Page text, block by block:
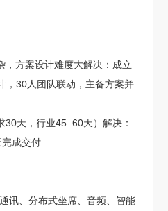
方案设计难度大解决：成立
，30人团队联动，主备方案并
天，行业45–60天）解决：
成交付
讯、分布式坐席、音频、智能